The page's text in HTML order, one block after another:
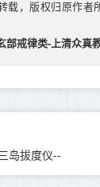
载，版权归原作者
部戒律类-上清众真
岛拔度仪--